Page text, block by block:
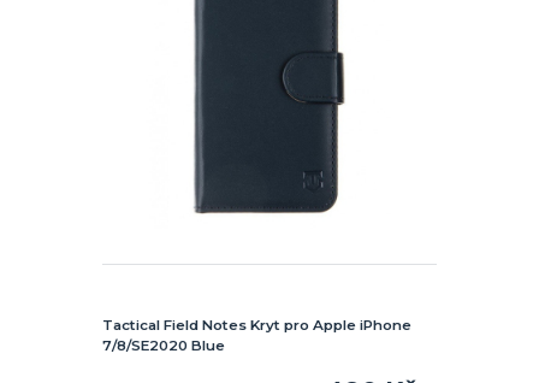
Tactical Field Notes Kryt pro Apple iPhone
7/8/SE2020 Blue